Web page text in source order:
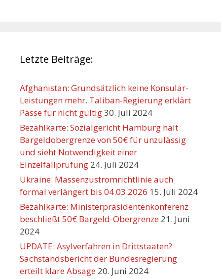
Letzte Beiträge:
Afghanistan: Grundsätzlich keine Konsular-
Leistungen mehr. Taliban-Regierung erklärt
Pässe für nicht gültig30. Juli 2024
Bezahlkarte: Sozialgericht Hamburg hält
Bargeldobergrenze von 50€ für unzulässig
und sieht Notwendigkeit einer
Einzelfallprüfung 24. Juli 2024
Ukraine: Massenzustromrichtlinie auch
formal verlängert bis 04.03.2026 15. Juli 2024
Bezahlkarte: Ministerpräsidentenkonferenz
beschließt 50€ Bargeld-Obergrenze 21. Juni
2024
UPDATE: Asylverfahren in Drittstaaten?
Sachstandsbericht der Bundesregierung
erteilt klare Absage 20. Juni 2024